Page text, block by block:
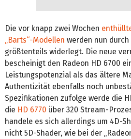
Die vor knapp zwei Wochen
„Barts“-Modellen werden nun durch
größtenteils widerlegt. Die neue
bescheinigt den Radeon HD 6700
Leistungspotenzial als das ältere
Authentizität ebenfalls noch
Spezifikationen zufolge werde die
die HD 6770 über 320 Stream-
handele es sich allerdings um 4D-
nicht 5D-Shader, wie bei der